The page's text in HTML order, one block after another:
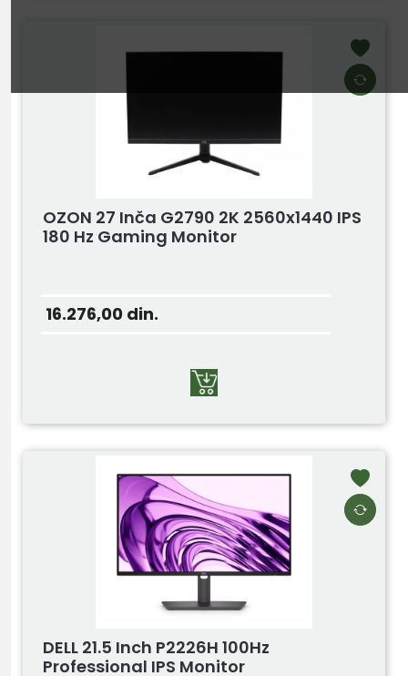
OZON 27 Inča G2790 2K 2560x1440 IPS
180 Hz Gaming Monitor
16.276,00 din.
DELL 21.5 Inch P2226H 100Hz
Professional IPS Monitor